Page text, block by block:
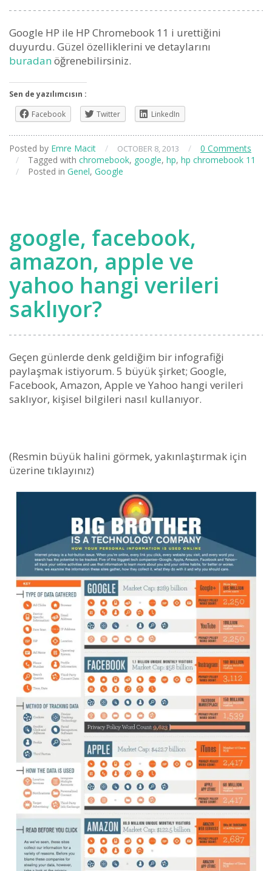
Google HP ile HP Chromebook 11 i urettiğini
duyurdu. Güzel özelliklerini ve detaylarını
buradanöğrenebilirsiniz.
Sen de yazılımcısın :
Facebook
Twitter LinkedIn
Posted by Emre Macit / OCTOBER 8, 2013 /
0 Comments
/
Tagged with chromebook, google, hp, hp chromebook 11
/
Posted in Genel, Google
google, facebook,
amazon, apple ve
yahoo hangi verileri
saklıyor?
Geçen günlerde denk geldiğim bir infografiği
paylaşmak istiyorum. 5 büyük şirket; Google,
Facebook, Amazon, Apple ve Yahoo hangi verileri
saklıyor, kişisel bilgileri nasıl kullanıyor.
(Resmin büyük halini görmek, yakınlaştırmak için
üzerine tıklayınız)